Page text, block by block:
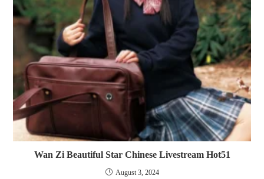
Wan Zi Beautiful Star Chinese Livestream Hot51
August 3, 2024